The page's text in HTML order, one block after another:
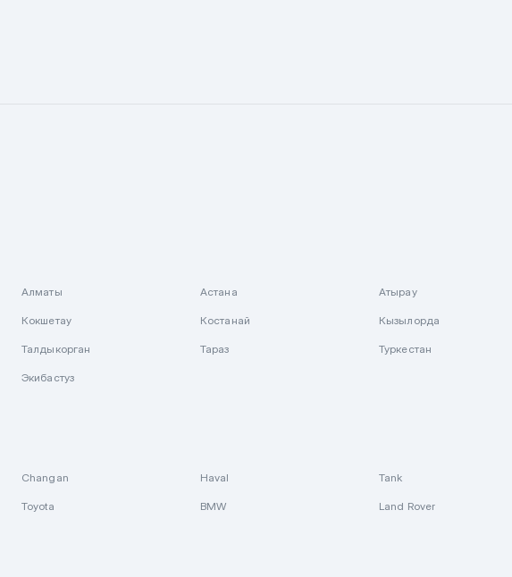
Алматы Астана Атырау
Кокшетау Костанай Кызылорда
Талдыкорган Тараз Туркестан
Экибастуз
Changan Haval Tank
Toyota BMW Land Rover